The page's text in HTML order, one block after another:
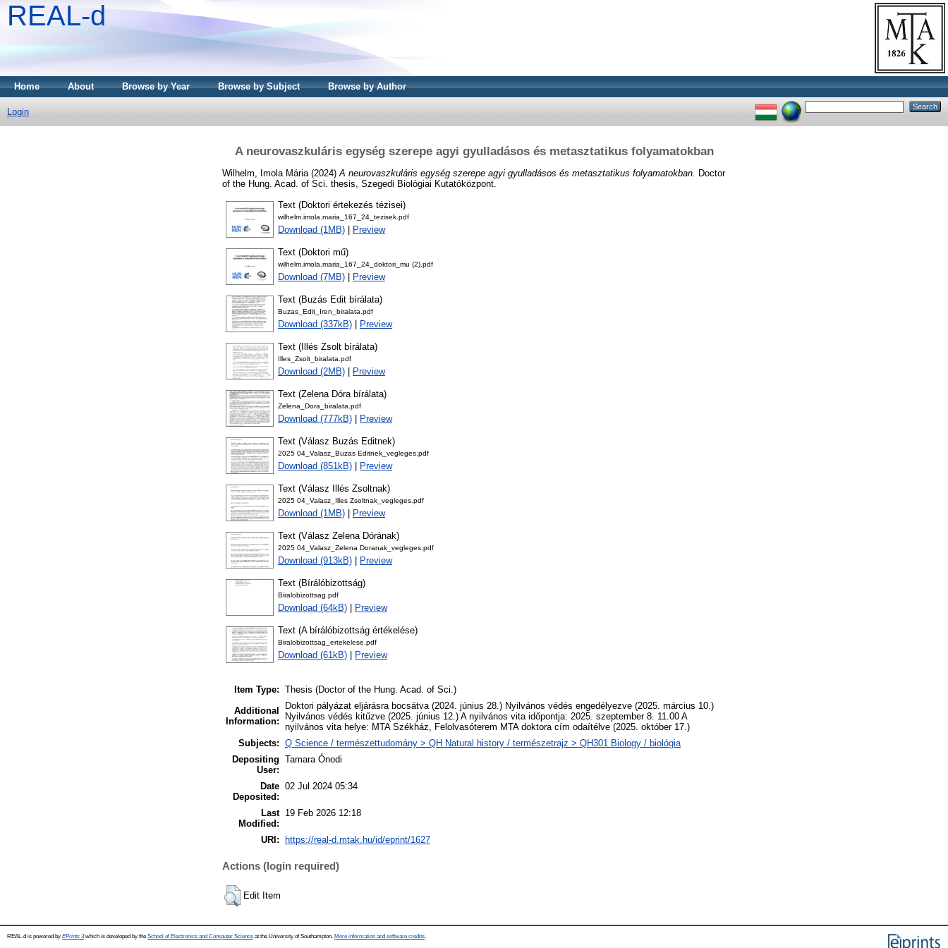
REAL-d
Home About Browse by Year Browse by Subject Browse by Author
Login
A neurovaszkuláris egység szerepe agyi gyulladásos és metasztatikus folyamatokban
Wilhelm, Imola Mária (2024) A neurovaszkuláris egység szerepe agyi gyulladásos és metasztatikus folyamatokban. Doctor
of the Hung. Acad. of Sci. thesis, Szegedi Biológiai Kutatóközpont.
Text (Doktori értekezés tézisei)
wilhelm.imola.maria_167_24_tezisek.pdf
Download (1MB) Preview
Text (Doktori mű)
wilhelm.imola.maria_167_24_doktori_mu (2).pdf
Download (7MB) Preview
Text (Buzás Edit bírálata)
Buzas_Edit_Iren_biralata.pdf
Download (337kB) Preview
Text (Illés Zsolt bírálata)
Illes_Zsolt_biralata.pdf
Download (2MB) Preview
Text (Zelena Dóra bírálata)
Zelena_Dora_biralata.pdf
Download (777kB) Preview
Text (Válasz Buzás Editnek)
2025 04_Valasz_Buzas Editnek_vegleges.pdf
Download (851kB) Preview
Text (Válasz Illés Zsoltnak)
2025 04_Valasz_Illes Zsoltnak_vegleges.pdf
Download (1MB) Preview
Text (Válasz Zelena Dórának)
2025 04_Valasz_Zelena Doranak_vegleges.pdf
Download (913kB) Preview
Text (Bírálóbizottság)
Biralobizottsag.pdf
Download (64kB) Preview
Text (A bírálóbizottság értékelése)
Biralobizottsag_ertekelese.pdf
Download (61kB) Preview
Item Type: Thesis (Doctor of the Hung. Acad. of Sci.)
Additional
Information:
Doktori pályázat eljárásra bocsátva (2024. június 28.) Nyilvános védés engedélyezve (2025. március 10.)
Nyilvános védés kitűzve (2025. június 12.) A nyilvános vita időpontja: 2025. szeptember 8. 11.00 A
nyilvános vita helye: MTA Székház, Felolvasóterem MTA doktora cím odaítélve (2025. október 17.)
Subjects: Q Science / természettudomány > QH Natural history / természetrajz > QH301 Biology / biológia
Depositing
User:
Tamara Ónodi
Date
Deposited:
02 Jul 2024 05:34
Last
Modified:
19 Feb 2026 12:18
URI: https://real-d.mtak.hu/id/eprint/1627
Actions (login required)
Edit Item
REAL-d is powered by EPrints 3which is developed by the School of Electronics and Computer Science at the University of Southampton. More information and software credits